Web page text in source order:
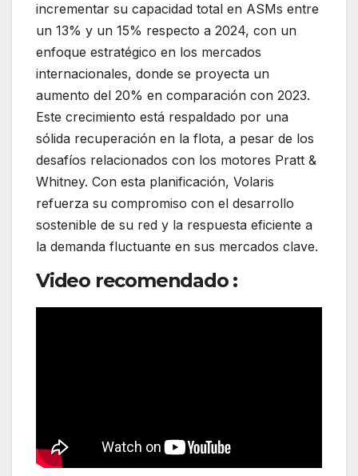
incrementar su capacidad total en ASMs entre
un 13% y un 15% respecto a 2024, con un
enfoque estratégico en los mercados
internacionales, donde se proyecta un
aumento del 20% en comparación con 2023.
Este crecimiento está respaldado por una
sólida recuperación en la flota, a pesar de los
desafíos relacionados con los motores Pratt &
Whitney. Con esta planificación, Volaris
refuerza su compromiso con el desarrollo
sostenible de su red y la respuesta eficiente a
la demanda fluctuante en sus mercados clave.
Video recomendado :